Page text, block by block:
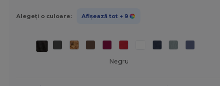
Alegeți o culoare: Afișează tot + 9
Negru